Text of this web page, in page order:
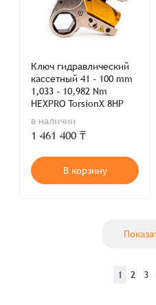
Ключ гидравлический
кассетный 41 - 100 mm
1,033 - 10,982 Nm
HEXPRO TorsionX 8HP
в наличии
1 461 400 ₸
В корзину
1 2 3